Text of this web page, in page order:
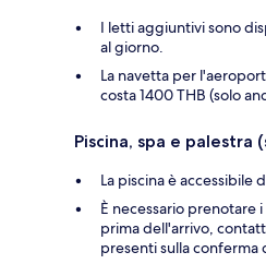
I letti aggiuntivi sono
al giorno.
La navetta per
costa 1400 THB (solo
Piscina, spa e palestra
La piscina è accessibile
È necessario prenotare
prima dell'arrivo,
presenti sulla conferma